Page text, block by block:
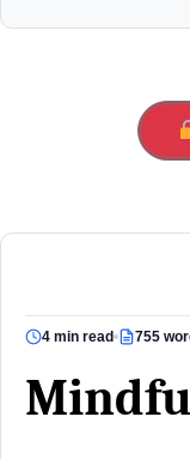
4 min read 755